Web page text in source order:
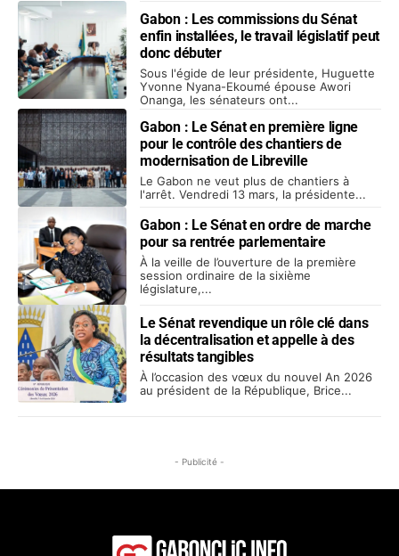
Gabon : Les commissions du Sénat
enfin installées, le travail législatif peut
donc débuter
Sous l'égide de leur présidente, Huguette
Yvonne Nyana-Ekoumé épouse Awori
Onanga, les sénateurs ont...
Gabon : Le Sénat en première ligne
pour le contrôle des chantiers de
modernisation de Libreville
Le Gabon ne veut plus de chantiers à
l'arrêt. Vendredi 13 mars, la présidente...
Gabon : Le Sénat en ordre de marche
pour sa rentrée parlementaire
À la veille de l’ouverture de la première
session ordinaire de la sixième
législature,...
Le Sénat revendique un rôle clé dans
la décentralisation et appelle à des
résultats tangibles
À l’occasion des vœux du nouvel An 2026
au président de la République, Brice...
- Publicité -